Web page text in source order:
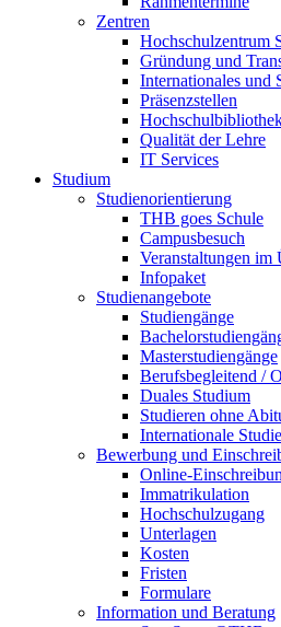
Zentren
Hochschulzentrum
Gründung und
Internationales und
Präsenzstellen
Qualität der Lehre
IT Services
Studium
Studienorientierung
THB goes Schule
Campusbesuch
Veranstaltungen im
Infopaket
Studienangebote
Studiengänge
Masterstudiengänge
Berufsbegleitend /
Duales Studium
Studieren ohne
Internationale
Bewerbung und
Online-
Immatrikulation
Hochschulzugang
Unterlagen
Kosten
Fristen
Formulare
Information und Beratung